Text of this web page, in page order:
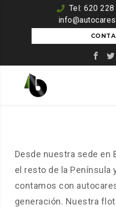
Tel: 620 228
Desde nuestra sede en
el resto de la Península
contamos con
generación. Nuestra